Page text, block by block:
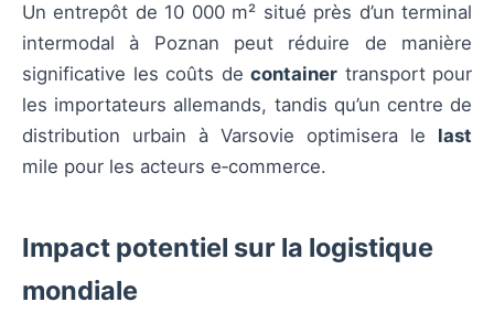
Un entrepôt de 10 000 m² situé près d’un terminal
intermodal à Poznan peut réduire de manière
significative les coûts de container transport pour
les importateurs allemands, tandis qu’un centre de
distribution urbain à Varsovie optimisera le last
mile pour les acteurs e‑commerce.
Impact potentiel sur la logistique
mondiale